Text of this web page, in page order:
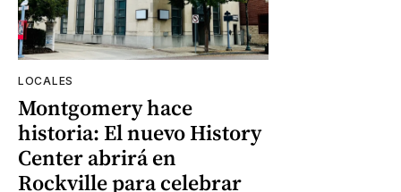
LOCALES
Montgomery hace
historia: El nuevo History
Center abrirá en
Rockville para celebrar